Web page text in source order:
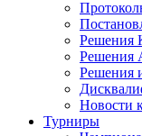
Решения
Новости
Турниры